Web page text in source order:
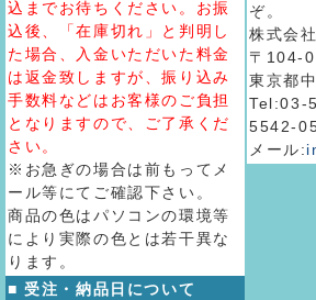
込までお待ちください。お振
込後、「在庫切れ」と判明し
た場合、入金いただいた料金
は返金致しますが、振り込み
手数料などはお客様のご負担
となりますので、ご了承くだ
さい。
※お急ぎの場合は前もってメ
ール等にてご確認下さい。
商品の色はパソコンの環境等
により実際の色とは若干異な
ります。
■ 受注・納品日について
ぞ。
株式会
〒104-
東京都
Tel:03-
5542-
メール: